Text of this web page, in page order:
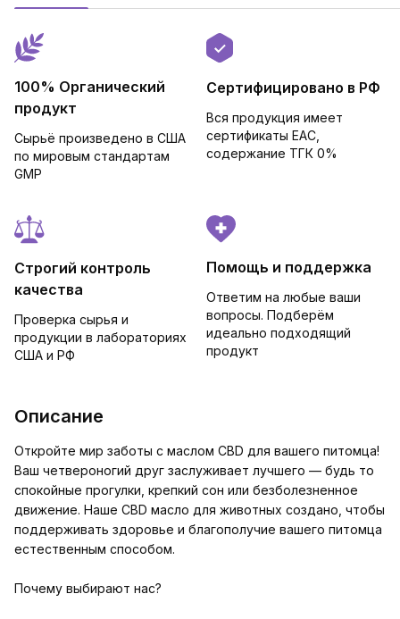
100% Органический
продукт
Сырьё произведено в США
по мировым стандартам
GMP
Сертифицировано в РФ
Вся продукция имеет
сертификаты EAC,
cодержание ТГК 0%
Строгий контроль
качества
Проверка сырья и
продукции в лабораториях
США и РФ
Помощь и поддержка
Ответим на любые ваши
вопросы. Подберём
идеально подходящий
продукт
Описание
Откройте мир заботы с маслом CBD для вашего питомца!
Ваш четвероногий друг заслуживает лучшего — будь то
спокойные прогулки, крепкий сон или безболезненное
движение. Наше CBD масло для животных создано, чтобы
поддерживать здоровье и благополучие вашего питомца
естественным способом.
Почему выбирают нас?